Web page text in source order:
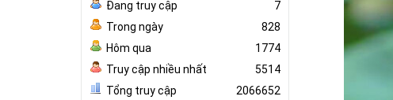
Đang truy cập
7
Trong ngày
828
Hôm qua
1774
Truy cập nhiều nhất
5514
Tổng truy cập
2066652